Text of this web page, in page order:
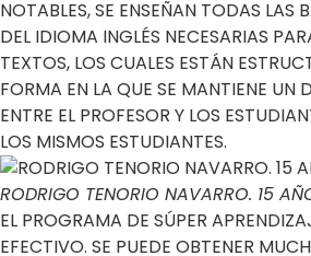
NOTABLES, SE ENSEÑAN TODAS LAS
DEL IDIOMA INGLÉS NECESARIAS
TEXTOS, LOS CUALES ESTÁN
FORMA EN LA QUE SE MANTIENE UN
ENTRE EL PROFESOR Y LOS
LOS MISMOS ESTUDIANTES.
RODRIGO TENORIO NAVARRO. 15
EL PROGRAMA DE SÚPER
EFECTIVO. SE PUEDE OBTENER